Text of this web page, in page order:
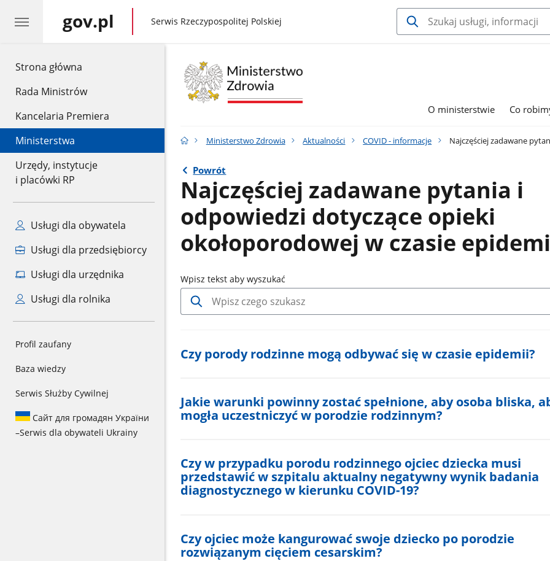
Strona główna
Rada Ministrów
Kancelaria Premiera
Ministerstwa
Urzędy, instytucje
i placówki RP
Usługi dla obywatela
Usługi dla przedsiębiorcy
Usługi dla urzędnika
Usługi dla rolnika
Profil zaufany
Baza wiedzy
Serwis Służby Cywilnej
Сайт для громадян України
–Serwis dla obywateli Ukrainy
gov.pl gov.pl
Serwis Rzeczypospolitej Polskiej
O ministerstwie Co
Ministerstwo Zdrowia Aktualności COVID - informacje Najczęściej zadawane
Powrót
Najczęściej zadawane pytania i
odpowiedzi dotyczące opieki
okołoporodowej w czasie
Wpisz tekst aby wyszukać.
Wpisz
minimum
3
rozpocząć
wyszukiwania
pojawią
się
tabulatorem
na
wyniki
wyszukiwania.
posiada
przycisku
Czy porody rodzinne mogą odbywać się w czasie epidemii?
Jakie warunki powinny zostać spełnione, aby osoba bliska,
mogła uczestniczyć w porodzie rodzinnym?
Czy w przypadku porodu rodzinnego ojciec dziecka musi
przedstawić w szpitalu aktualny negatywny wynik badania
diagnostycznego w kierunku COVID-19?
Czy ojciec może kangurować swoje dziecko po porodzie
rozwiązanym cięciem cesarskim?